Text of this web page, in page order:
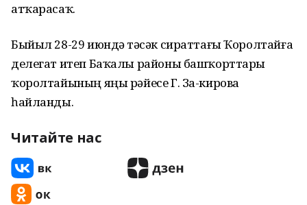
атҡарасаҡ.
Быйыл 28-29 июндә үтәсәк сираттағы Ҡоролтайға
делегат итеп Баҡалы районы башҡорттары
ҡоролтайының яңы рәйесе Г. За-кирова
һайланды.
Читайте нас